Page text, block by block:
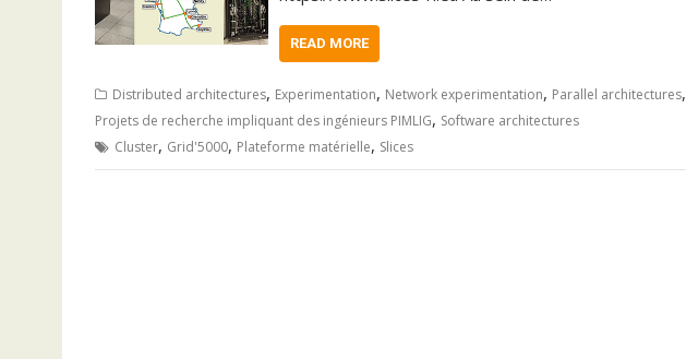
READ MORE
Distributed architectures, Experimentation, Network experimentation, Parallel architectures,
Projets de recherche impliquant des ingénieurs PIMLIG, Software architectures
Cluster, Grid'5000, Plateforme matérielle, Slices